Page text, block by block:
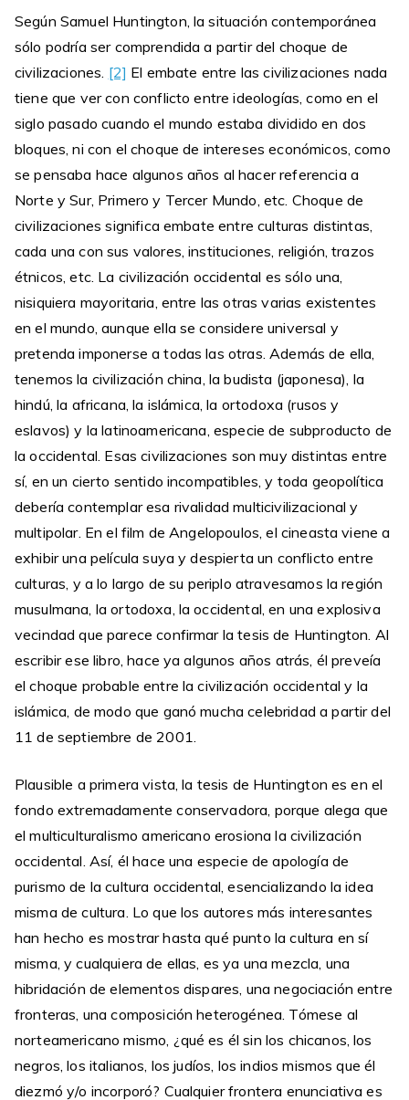
Según Samuel Huntington, la situación contemporánea
sólo podría ser comprendida a partir del choque de
civilizaciones. [2] El embate entre las civilizaciones nada
tiene que ver con conflicto entre ideologías, como en el
siglo pasado cuando el mundo estaba dividido en dos
bloques, ni con el choque de intereses económicos, como
se pensaba hace algunos años al hacer referencia a
Norte y Sur, Primero y Tercer Mundo, etc. Choque de
civilizaciones significa embate entre culturas distintas,
cada una con sus valores, instituciones, religión, trazos
étnicos, etc. La civilización occidental es sólo una,
nisiquiera mayoritaria, entre las otras varias existentes
en el mundo, aunque ella se considere universal y
pretenda imponerse a todas las otras. Además de ella,
tenemos la civilización china, la budista (japonesa), la
hindú, la africana, la islámica, la ortodoxa (rusos y
eslavos) y la latinoamericana, especie de subproducto de
la occidental. Esas civilizaciones son muy distintas entre
sí, en un cierto sentido incompatibles, y toda geopolítica
debería contemplar esa rivalidad multicivilizacional y
multipolar. En el film de Angelopoulos, el cineasta viene a
exhibir una película suya y despierta un conflicto entre
culturas, y a lo largo de su periplo atravesamos la región
musulmana, la ortodoxa, la occidental, en una explosiva
vecindad que parece confirmar la tesis de Huntington. Al
escribir ese libro, hace ya algunos años atrás, él preveía
el choque probable entre la civilización occidental y la
islámica, de modo que ganó mucha celebridad a partir del
11 de septiembre de 2001.
Plausible a primera vista, la tesis de Huntington es en el
fondo extremadamente conservadora, porque alega que
el multiculturalismo americano erosiona la civilización
occidental. Así, él hace una especie de apología de
purismo de la cultura occidental, esencializando la idea
misma de cultura. Lo que los autores más interesantes
han hecho es mostrar hasta qué punto la cultura en sí
misma, y cualquiera de ellas, es ya una mezcla, una
hibridación de elementos dispares, una negociación entre
fronteras, una composición heterogénea. Tómese al
norteamericano mismo, ¿qué es él sin los chicanos, los
negros, los italianos, los judíos, los indios mismos que él
diezmó y/o incorporó? Cualquier frontera enunciativa es